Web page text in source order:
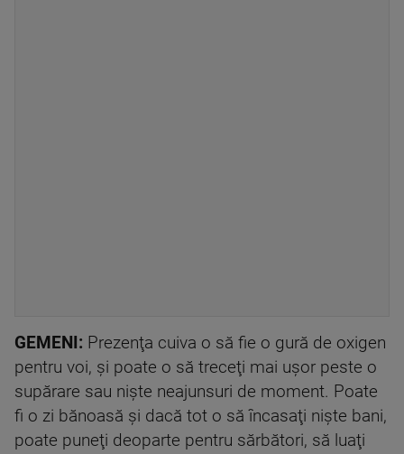
GEMENI: Prezenţa cuiva o să fie o gură de oxigen
pentru voi, şi poate o să treceţi mai uşor peste o
supărare sau nişte neajunsuri de moment. Poate
fi o zi bănoasă şi dacă tot o să încasaţi nişte bani,
poate puneţi deoparte pentru sărbători, să luaţi